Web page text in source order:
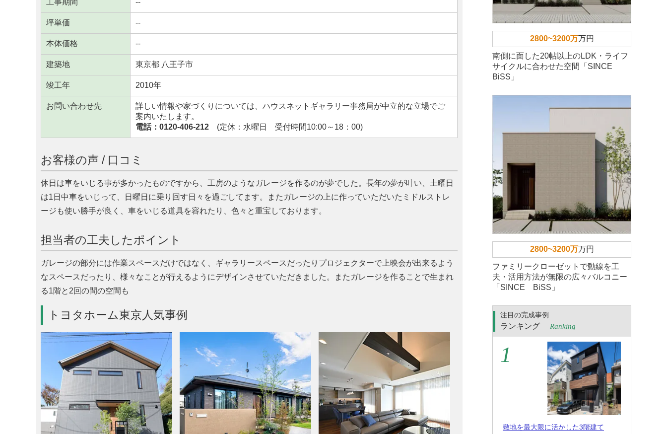
工事期間 --
坪単価 --
本体価格 --
建築地 東京都 八王子市
竣工年 2010年
お問い合わせ先
詳しい情報や家づくりについては、ハウスネットギャラリー事務局が中立的な立場でご
案内いたします。
電話：0120-406-212 (定休：水曜日 受付時間10:00～18：00)
お客様の声 / 口コミ
休日は車をいじる事が多かったものですから、工房のようなガレージを作るのが夢でした。長年の夢が叶い、土曜日
は1日中車をいじって、日曜日に乗り回す日々を過ごしてます。またガレージの上に作っていただいたミドルストレ
ージも使い勝手が良く、車をいじる道具を容れたり、色々と重宝しております。
担当者の工夫したポイント
ガレージの部分には作業スペースだけではなく、ギャラリースペースだったりプロジェクターで上映会が出来るよう
なスペースだったり、様々なことが行えるようにデザインさせていただきました。またガレージを作ることで生まれ
る1階と2回の間の空間も
トヨタホーム東京人気事例
2800~3200万万円
南側に面した20帖以上のLDK・ライフ
サイクルに合わせた空間「SINCE
BiSS」
2800~3200万万円
ファミリークローゼットで動線を工
夫・活用方法が無限の広々バルコニー
「SINCE BiSS」
注目の完成事例
ランキング Ranking
敷地を最大限に活かした3階建て